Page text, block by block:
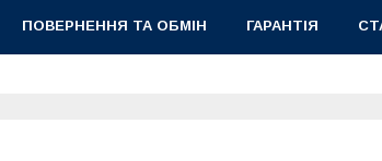
ПОВЕРНЕННЯ ТА ОБМІН ГАРАНТІЯ